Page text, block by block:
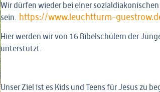
Wir dürfen wieder bei einer sozialdiakonischen
sein. https://www.leuchtturm-
Hier werden wir von 16 Bibelschülern der
unterstützt.
Unser Ziel ist es Kids und Teens für Jesus zu